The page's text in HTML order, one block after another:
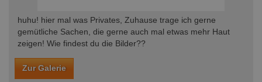
huhu! hier mal was Privates, Zuhause trage ich gerne
gemütliche Sachen, die gerne auch mal etwas mehr Haut
zeigen! Wie findest du die Bilder??
Zur Galerie